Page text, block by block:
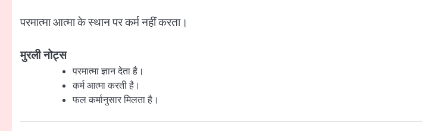
परमात्मा आत्मा के स्थान पर कर्म नहीं करता।
मुरली नोट्स
परमात्मा ज्ञान देता है।
कर्म आत्मा करती है।
फल कर्मानुसार मिलता है।